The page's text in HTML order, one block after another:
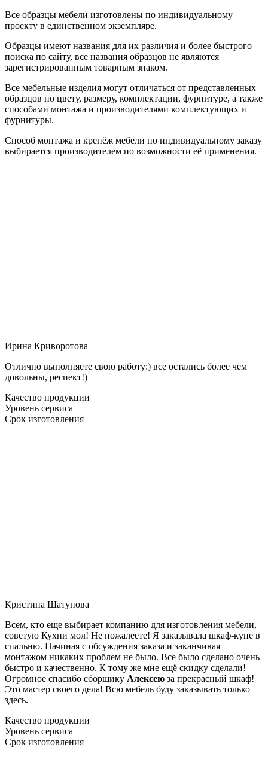
Все образцы мебели изготовлены по индивидуальному
проекту в единственном экземпляре.
Образцы имеют названия для их различия и более быстрого
поиска по сайту, все названия образцов не являются
зарегистрированным товарным знаком.
Все мебельные изделия могут отличаться от представленных
образцов по цвету, размеру, комплектации, фурнитуре, а также
способами монтажа и производителями комплектующих и
фурнитуры.
Способ монтажа и крепёж мебели по индивидуальному заказу
выбирается производителем по возможности её применения.
Ирина Криворотова
Отлично выполняете свою работу:) все остались более чем
довольны, респект!)
Качество продукции
Уровень сервиса
Срок изготовления
Кристина Шатунова
Всем, кто еще выбирает компанию для изготовления мебели,
советую Кухни мол! Не пожалеете! Я заказывала шкаф-купе в
спальню. Начиная с обсуждения заказа и заканчивая
монтажом никаких проблем не было. Все было сделано очень
быстро и качественно. К тому же мне ещё скидку сделали!
Огромное спасибо сборщику Алексею за прекрасный шкаф!
Это мастер своего дела! Всю мебель буду заказывать только
здесь.
Качество продукции
Уровень сервиса
Срок изготовления